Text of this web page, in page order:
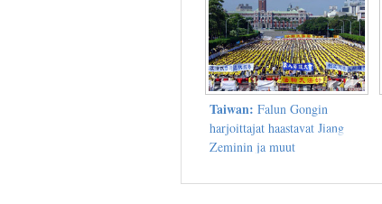
Taiwan: Falun Gongin
harjoittajat haastavat Jiang
Zeminin ja muut
joukkotuhonnasta oikeuteen